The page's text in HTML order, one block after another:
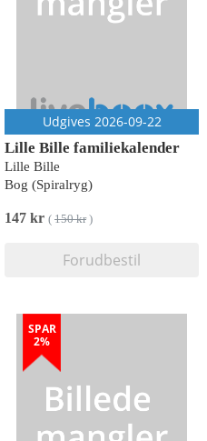
Udgives 2026-09-22
Lille Bille familiekalender
Lille Bille
Bog (Spiralryg)
147 kr ( 150 kr)
Forudbestil
SPAR
2%